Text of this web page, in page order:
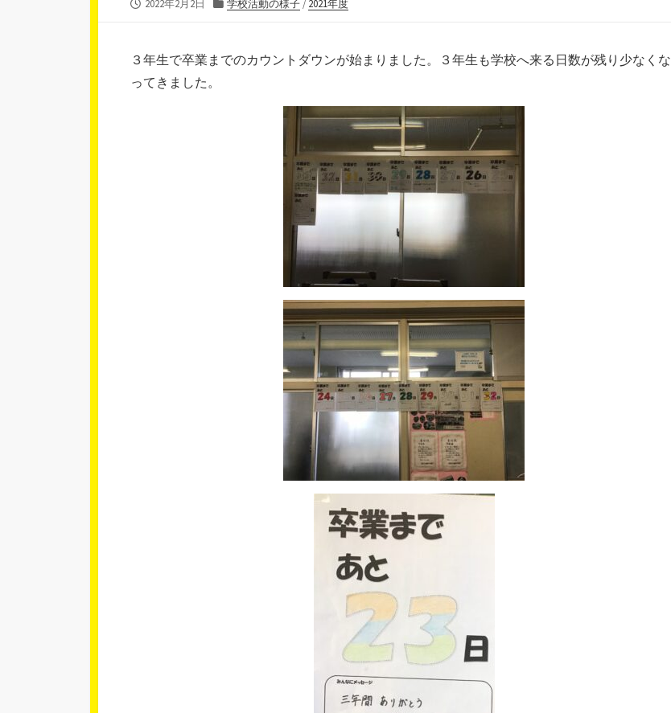
2022年2月2日
ー
学校活動の様子 /2021年度
３年生で卒業までのカウントダウンが始まりました。３年生も学校へ来る日数が残り少なくな
ってきました。